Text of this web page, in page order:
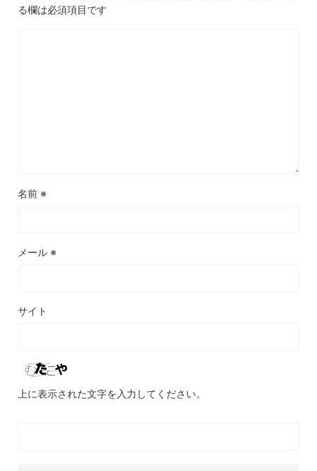
る欄は必須項目です
名前 ※
メール ※
サイト
上に表示された文字を入力してください。